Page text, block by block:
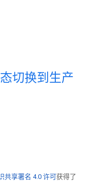
切换到生产
共享署名 4.0 许可获得了